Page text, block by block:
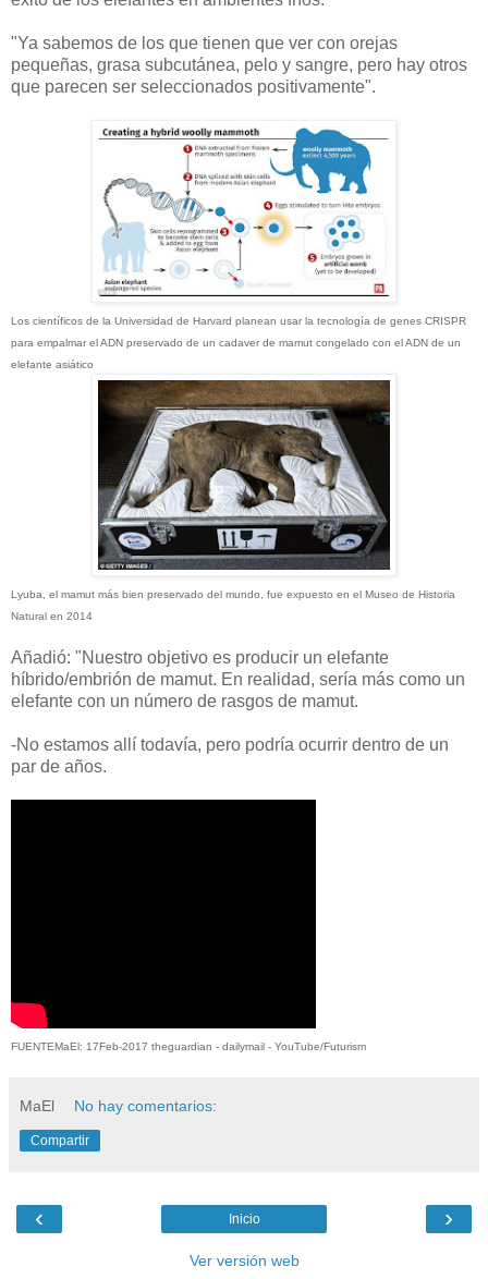
"Ya sabemos de los que tienen que ver con orejas
pequeñas, grasa subcutánea, pelo y sangre, pero hay otros
que parecen ser seleccionados positivamente".
Los científicos de la Universidad de Harvard planean usar la tecnología de genes CRISPR
para empalmar el ADN preservado de un cadaver de mamut congelado con el ADN de un
elefante asiático
Lyuba, el mamut más bien preservado del mundo, fue expuesto en el Museo de Historia
Natural en 2014
Añadió: "Nuestro objetivo es producir un elefante
híbrido/embrión de mamut. En realidad, sería más como un
elefante con un número de rasgos de mamut.
-No estamos allí todavía, pero podría ocurrir dentro de un
par de años.
FUENTEMaEl: 17Feb-2017 theguardian - dailymail - YouTube/Futurism
MaEl No hay comentarios:
Compartir
‹ ›
Inicio
Ver versión web